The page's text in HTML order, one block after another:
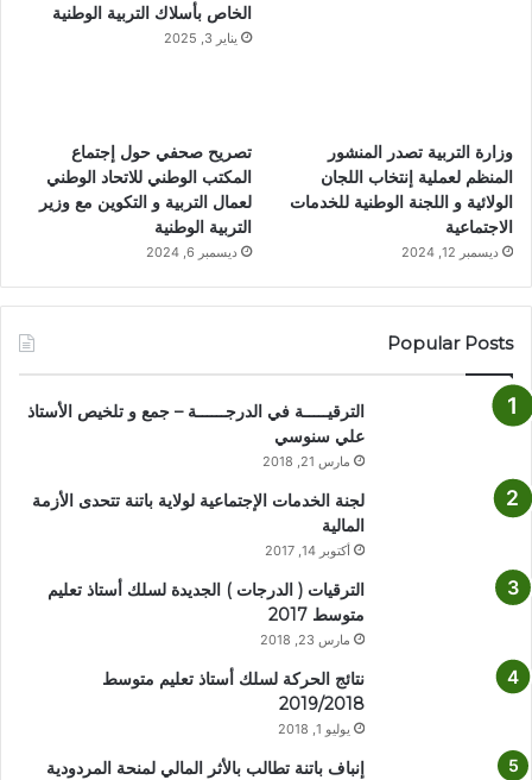
الخاص بأسلاك التربية الوطنية
يناير 3, 2025
وزارة التربية تصدر المنشور
المنظم لعملية إنتخاب اللجان
الولائية و اللجنة الوطنية للخدمات
الاجتماعية
ديسمبر 12, 2024
تصريح صحفي حول إجتماع
المكتب الوطني للاتحاد الوطني
لعمال التربية و التكوين مع وزير
التربية الوطنية
ديسمبر 6, 2024
Popular Posts
الترقيـــــة في الدرجــــــة – جمع و تلخيص الأستاذ
علي سنوسي
مارس 21, 2018
لجنة الخدمات الإجتماعية لولاية باتنة تتحدى الأزمة
المالية
أكتوبر 14, 2017
الترقيات ( الدرجات ) الجديدة لسلك أستاذ تعليم
متوسط 2017
مارس 23, 2018
نتائج الحركة لسلك أستاذ تعليم متوسط
2019/2018
يوليو 1, 2018
إنباف باتنة تطالب بالأثر المالي لمنحة المردودية